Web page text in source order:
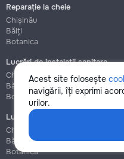
Acest site folosește
navigării, îți exprimi
urilor.
Reparație la cheie
Chișinău
Bălți
Botanica
Lucrări de instalații sanitare
Chișinău
Bălți
Botanica
Lucrări de construcție și instalare
Chișinău
Bălți
Botanica